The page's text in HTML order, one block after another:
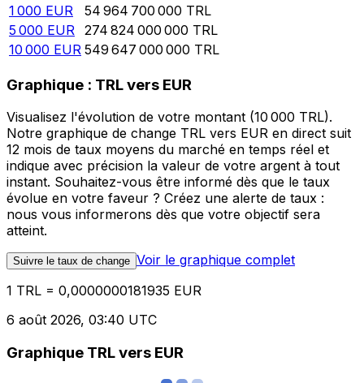
1 000 EUR 54 964 700 000 TRL
5 000 EUR 274 824 000 000 TRL
10 000 EUR 549 647 000 000 TRL
Graphique : TRL vers EUR
Visualisez l'évolution de votre montant (10 000 TRL).
Notre graphique de change TRL vers EUR en direct suit
12 mois de taux moyens du marché en temps réel et
indique avec précision la valeur de votre argent à tout
instant. Souhaitez-vous être informé dès que le taux
évolue en votre faveur ? Créez une alerte de taux :
nous vous informerons dès que votre objectif sera
atteint.
Suivre le taux de change Voir le graphique complet
1 TRL = 0,0000000181935 EUR
6 août 2026, 03:40 UTC
Graphique TRL vers EUR